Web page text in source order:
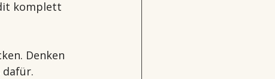
komplett
Denken
dafür.